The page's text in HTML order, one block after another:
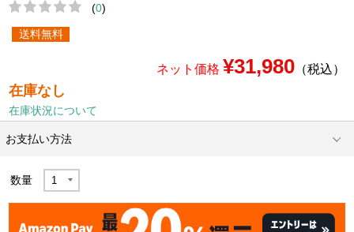
(0)
送料無料
ネット価格 ¥31,980（税込）
在庫なし
在庫状況について
お支払い方法
数量